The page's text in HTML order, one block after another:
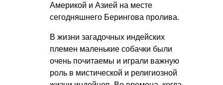
Америкой и Азией на месте
сегодняшнего Берингова пролива.
В жизни загадочных индейских
племен маленькие собачки были
очень почитаемы и играли важную
роль в мистической и религиозной